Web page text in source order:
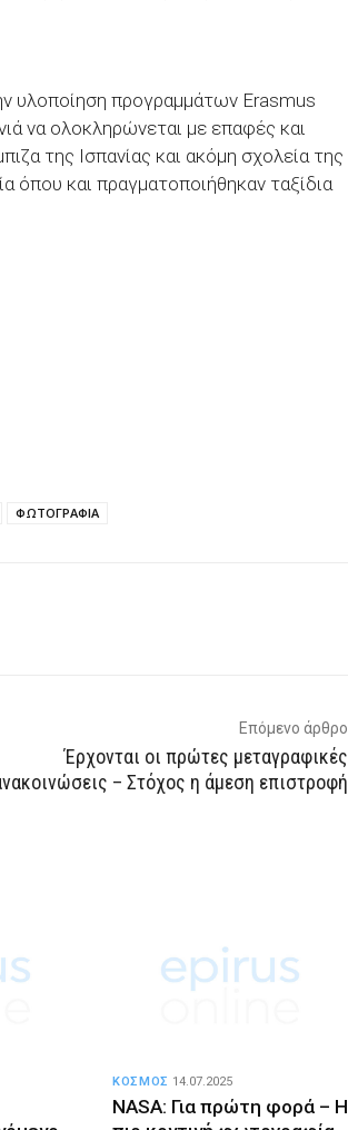
υλοποίηση προγραμμάτων Erasmus
να ολοκληρώνεται με επαφές και
της Ισπανίας και ακόμη σχολεία της
όπου και πραγματοποιήθηκαν ταξίδια
ΦΩΤΟΓΡΑΦΙΑ
Επόμενο άρθρο
Έρχονται οι πρώτες μεταγραφικές
– Στόχος η άμεση επιστροφή
NASA: Για πρώτη φορά – Η
ΚΟΣΜΟΣ 14.07.2025